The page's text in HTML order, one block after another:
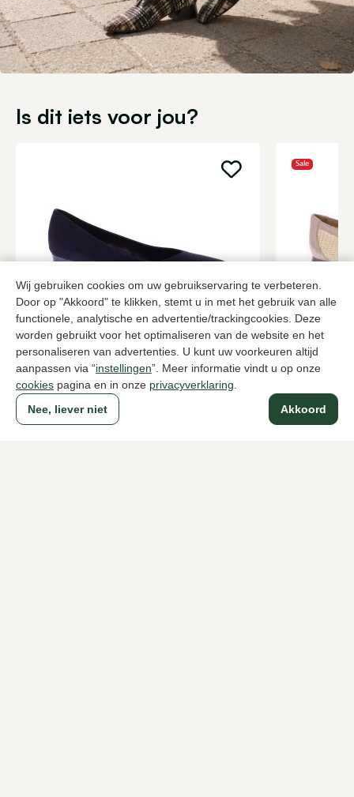
Wij gebruiken cookies om uw gebruikservaring te verbeteren.
Door op "Akkoord" te klikken, stemt u in met het gebruik van alle
functionele, analytische en advertentie/trackingcookies. Deze
worden gebruikt voor het optimaliseren van de website en het
personaliseren van advertenties. U kunt uw voorkeuren altijd
aanpassen via “instellingen”. Meer informatie vindt u op onze
cookies pagina en in onze privacyverklaring
Akkoord
Nee, liever niet
Is dit iets voor jou?
Brunate
Zwarte pumps dames
199,95 2 kleuren
Sale
Hispanitas
Room
139,95